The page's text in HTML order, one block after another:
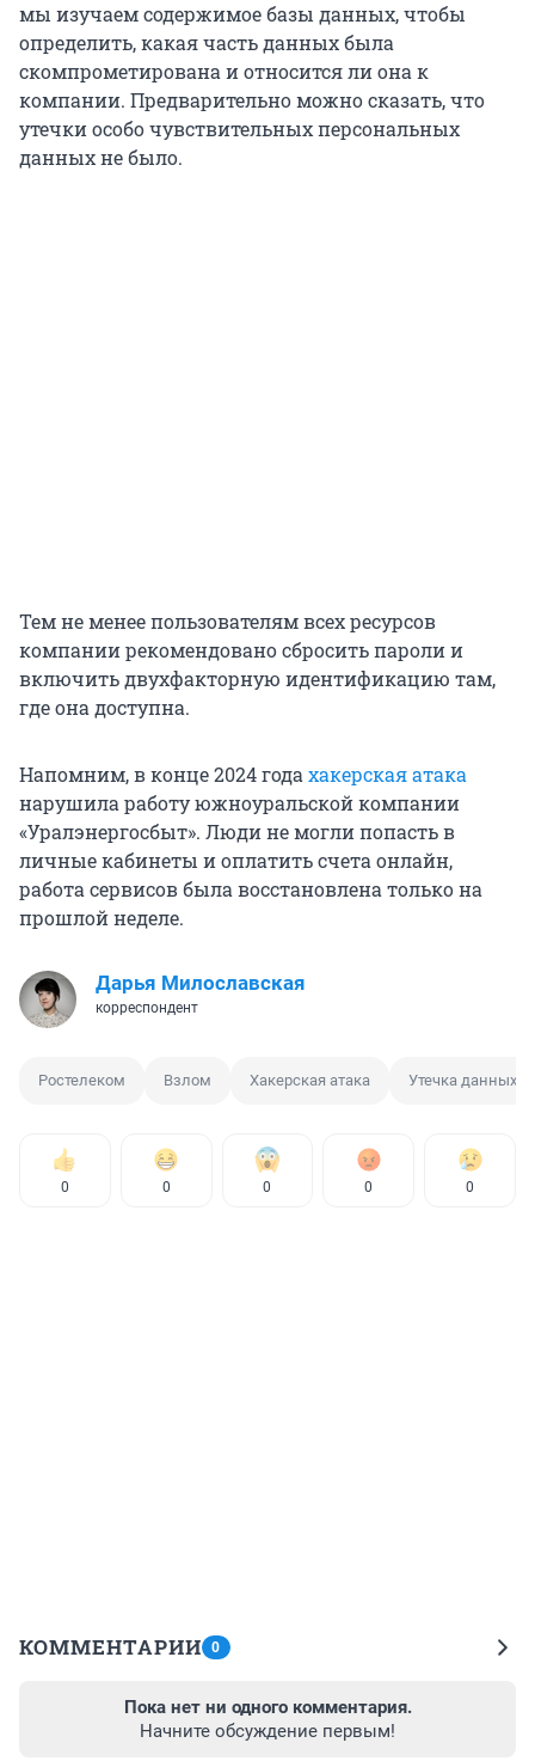
мы изучаем содержимое базы данных, чтобы
определить, какая часть данных была
скомпрометирована и относится ли она к
компании. Предварительно можно сказать, что
утечки особо чувствительных персональных
данных не было.
Тем не менее пользователям всех ресурсов
компании рекомендовано сбросить пароли и
включить двухфакторную идентификацию там,
где она доступна.
Напомним, в конце 2024 годахакерская атака
нарушила работу южноуральской компании
«Уралэнергосбыт». Люди не могли попасть в
личные кабинеты и оплатить счета онлайн,
работа сервисов была восстановлена только на
прошлой неделе.
Дарья Милославская
корреспондент
Ростелеком Взлом Хакерская атака Утечка данных
0 0 0 0 0
КОММЕНТАРИИ 0
Пока нет ни одного комментария.
Начните обсуждение первым!